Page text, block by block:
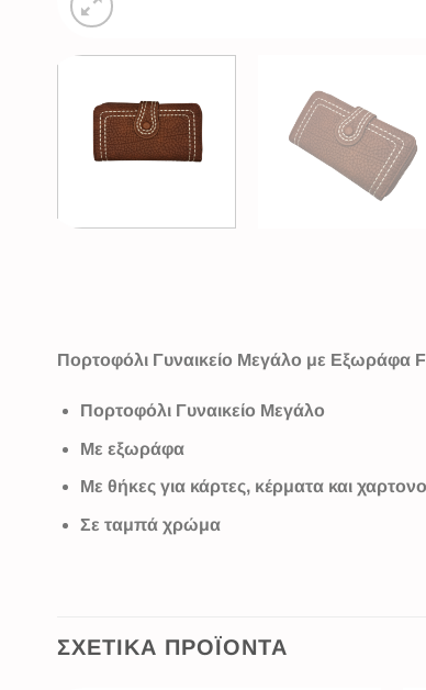
Πορτοφόλι Γυναικείο Μεγάλο με Εξωράφα
Πορτοφόλι Γυναικείο Μεγάλο
Με εξωράφα
Με θήκες για κάρτες, κέρματα και
Σε ταμπά χρώμα
ΣΧΕΤΙΚΆ ΠΡΟΪΌΝΤΑ